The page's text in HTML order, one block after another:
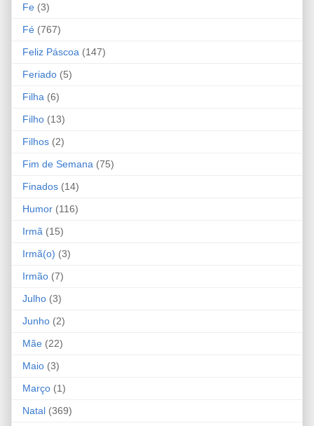
Fe (3)
Fé (767)
Feliz Páscoa (147)
Feriado (5)
Filha (6)
Filho (13)
Filhos (2)
Fim de Semana (75)
Finados (14)
Humor (116)
Irmã (15)
Irmã(o) (3)
Irmão (7)
Julho (3)
Junho (2)
Mãe (22)
Maio (3)
Março (1)
Natal (369)